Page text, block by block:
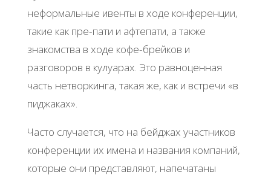
неформальные ивенты в ходе конференции,
такие как пре-пати и афтепати, а также
знакомства в ходе кофе-брейков и
разговоров в кулуарах. Это равноценная
часть нетворкинга, такая же, как и встречи «в
пиджаках».
Часто случается, что на бейджах участников
конференции их имена и названия компаний,
которые они представляют, напечатаны